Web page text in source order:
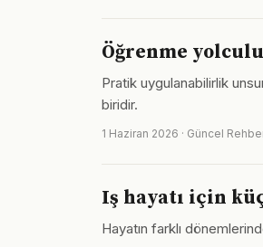
Öğrenme
Pratik uygulanabilirlik
biridir.
1 Haziran 2026 · Güncel
Iş hayatı için
Hayatın farklı